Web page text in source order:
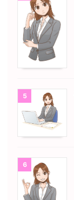
5
6